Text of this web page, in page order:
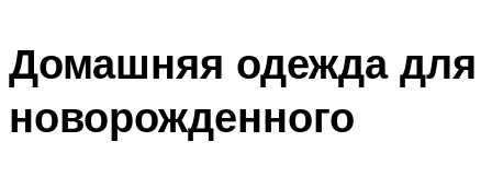
Домашняя одежда для
новорожденного